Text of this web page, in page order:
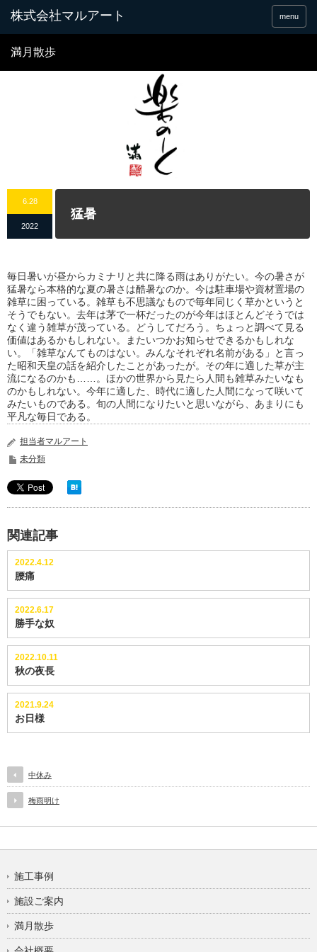
menu
満月散歩
6.28
2022
猛暑
毎日暑いが昼からカミナリと共に降る雨はありがたい。今の暑さが
猛暑なら本格的な夏の暑さは酷暑なのか。今は駐車場や資材置場の
雑草に困っている。雑草も不思議なもので毎年同じく草かというと
そうでもない。去年は茅で一杯だったのが今年はほとんどそうでは
なく違う雑草が茂っている。どうしてだろう。ちょっと調べて見る
価値はあるかもしれない。またいつかお知らせできるかもしれな
い。「雑草なんてものはない。みんなそれぞれ名前がある」と言っ
た昭和天皇の話を紹介したことがあったが。その年に適した草が主
流になるのかも……。ほかの世界から見たら人間も雑草みたいなも
のかもしれない。今年に適した、時代に適した人間になって咲いて
みたいものである。旬の人間になりたいと思いながら、あまりにも
平凡な毎日である。
担当者マルアート
未分類
関連記事
2022.4.12
腰痛
2022.6.17
勝手な奴
2022.10.11
秋の夜長
2021.9.24
お日様
中休み
梅雨明け
施工事例
施設ご案内
満月散歩